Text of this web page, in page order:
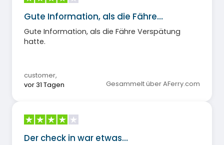
Gute Information, als die Fähre…
Gute Information, als die Fähre Verspätung
hatte.
customer,
vor 31 Tagen
Gesammelt über AFerry.com
Der check in war etwas…